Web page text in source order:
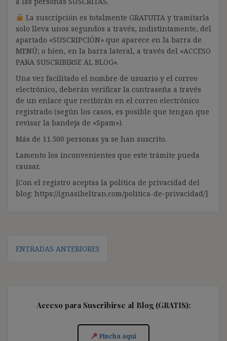
La suscripción es totalmente GRATUITA y tramitarla
solo lleva unos segundos a través, indistintamente, del
apartado «SUSCRIPCIÓN» que aparece en la barra de
MENÚ; o bien, en la barra lateral, a través del «ACCESO
PARA SUSCRIBIRSE AL BLOG».
Una vez facilitado el nombre de usuario y el correo
electrónico, deberán verificar la contraseña a través
de un enlace que recibirán en el correo electrónico
registrado (según los casos, es posible que tengan que
revisar la bandeja de «Spam»).
Más de 11.500 personas ya se han suscrito.
Lamento los inconvenientes que este trámite pueda
causar.
[Con el registro aceptas la política de privacidad del
blog: https://ignasibeltran.com/politica-de-privacidad/]
de
ENTRADAS ANTERIORES
Acceso para Suscribirse al Blog (GRATIS):
Pincha aquí